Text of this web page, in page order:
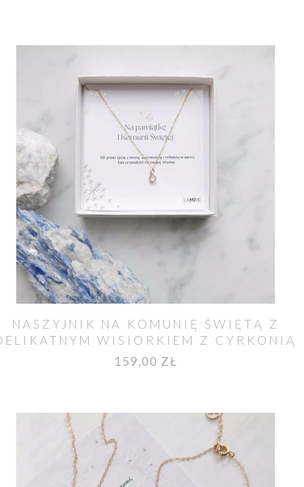
NASZYJNIK NA KOMUNIĘ ŚWIĘTĄ Z
WISIORKIEM Z CYRKONIĄ
159,00 ZŁ